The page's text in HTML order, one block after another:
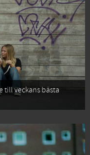
till veckans bästa